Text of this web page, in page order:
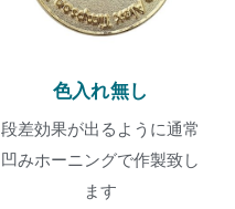
色入れ無し
段差効果が出るように通常
凹みホーニングで作製致し
ます